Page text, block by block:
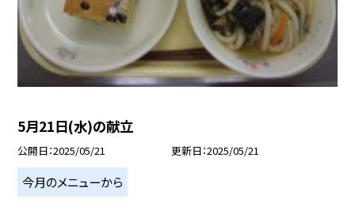
5月21日(水)の献立
公開日 2025/05/21 更新日 2025/05/21
今月のメニューから